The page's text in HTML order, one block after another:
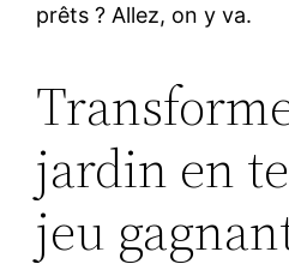
prêts ? Allez, on y va.
jardin en
jeu